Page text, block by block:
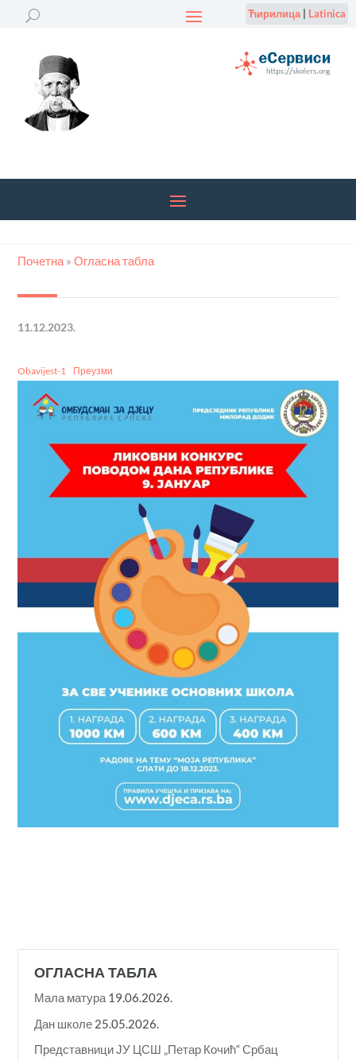
Ћирилица| Latinica
Почетна »Огласна табла
11.12.2023.
Obavijest-1 Преузми
ОГЛАСНА ТАБЛА
Мала матура 19.06.2026.
Дан школе 25.05.2026.
Представници ЈУ ЦСШ „Петар Кочић“ Србац